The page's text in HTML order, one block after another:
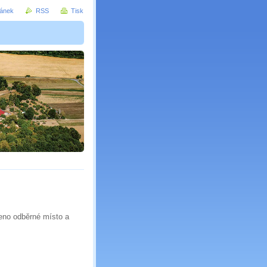
odběrné místo a
RSS Tisk